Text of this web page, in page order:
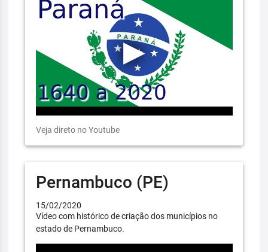
Veja direto no Youtube
Pernambuco (PE)
15/02/2020
Vídeo com histórico de criação dos municípios no
estado de Pernambuco.